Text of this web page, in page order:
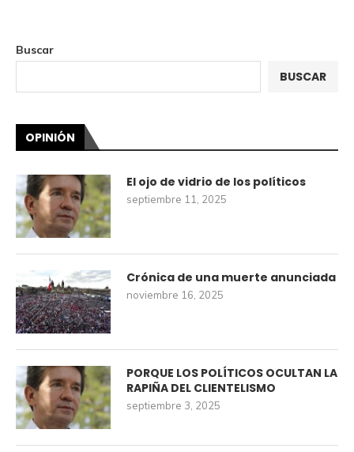
Buscar
BUSCAR
OPINIÓN
El ojo de vidrio de los políticos
septiembre 11, 2025
Crónica de una muerte anunciada
noviembre 16, 2025
PORQUE LOS POLÍTICOS OCULTAN LA
RAPIÑA DEL CLIENTELISMO
septiembre 3, 2025